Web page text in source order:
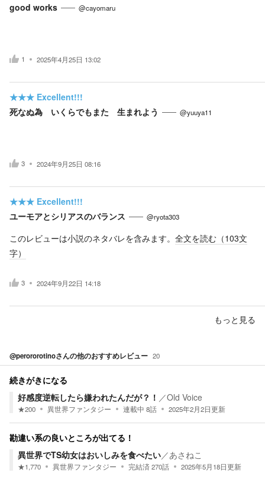
good works
@cayomaru
1 2025年4月25日 13:02
★★★ Excellent!!!
死なぬ為 いくらでもまた 生まれよう
@yuuya11
3 2024年9月25日 08:16
★★★ Excellent!!!
ユーモアとシリアスのバランス
@ryota303
このレビューは小説のネタバレを含みます。 全文を読む（103文
字）
3 2024年9月22日 14:18
もっと見る
@perororotinoさんの他のおすすめレビュー 20
続きがきになる
好感度逆転したら嫌われたんだが？！ ／Old Voice
★200 異世界ファンタジー 連載中 8話 2025年2月2日更新
勘違い系の良いところが出てる！
異世界でTS幼女はおいしみを食べたい／あさねこ
★1,770 異世界ファンタジー 完結済270話 2025年5月18日更新